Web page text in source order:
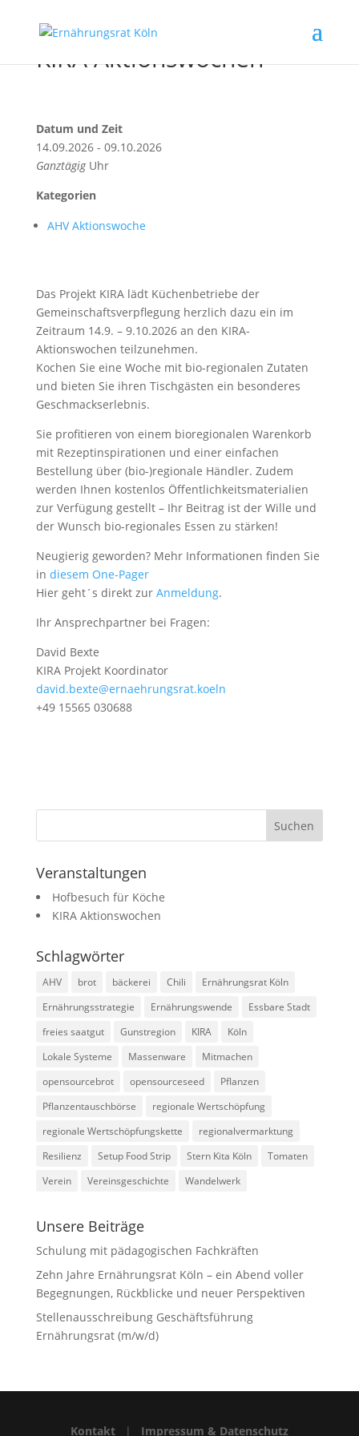
KIRA Aktionswochen
Datum und Zeit
14.09.2026 - 09.10.2026
GanztägigUhr
Kategorien
AHV Aktionswoche
Das Projekt KIRA lädt Küchenbetriebe der
Gemeinschaftsverpflegung herzlich dazu ein im
Zeitraum 14.9. – 9.10.2026 an den KIRA-
Aktionswochen teilzunehmen.
Kochen Sie eine Woche mit bio-regionalen Zutaten
und bieten Sie ihren Tischgästen ein besonderes
Geschmackserlebnis.
Sie profitieren von einem bioregionalen Warenkorb
mit Rezeptinspirationen und einer einfachen
Bestellung über (bio-)regionale Händler. Zudem
werden Ihnen kostenlos Öffentlichkeitsmaterialien
zur Verfügung gestellt – Ihr Beitrag ist der Wille und
der Wunsch bio-regionales Essen zu stärken!
Neugierig geworden? Mehr Informationen finden Sie
in diesem One-Pager
Hier geht´s direkt zur Anmeldung.
Ihr Ansprechpartner bei Fragen:
David Bexte
KIRA Projekt Koordinator
david.bexte@ernaehrungsrat.koeln
+49 15565 030688
Veranstaltungen
Hofbesuch für Köche
KIRA Aktionswochen
Schlagwörter
AHV brot bäckerei Chili
Ernährungsrat Köln
Ernährungsstrategie
Ernährungswende
Essbare Stadt
freies saatgut
Gunstregion KIRA
Köln
Lokale Systeme
Massenware
Mitmachen
opensourcebrot
opensourceseed
Pflanzen
Pflanzentauschbörse
regionale Wertschöpfung
regionale Wertschöpfungskette
regionalvermarktung
Resilienz
Setup Food Strip Stern Kita Köln
Tomaten
Verein
Vereinsgeschichte Wandelwerk
Unsere Beiträge
Schulung mit pädagogischen Fachkräften
Zehn Jahre Ernährungsrat Köln – ein Abend voller
Begegnungen, Rückblicke und neuer Perspektiven
Stellenausschreibung Geschäftsführung
Ernährungsrat (m/w/d)
Kontakt | Impressum & Datenschutz